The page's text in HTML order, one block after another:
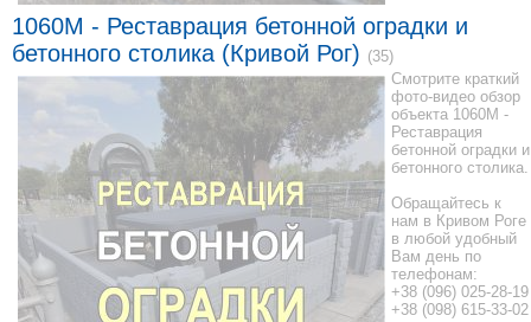
1060M - Реставрация бетонной оградки и
бетонного столика (Кривой Рог) (35)
Смотрите краткий
фото-видео обзор
объекта 1060M -
Реставрация
бетонной оградки и
бетонного столика.
Обращайтесь к
нам в Кривом Роге
в любой удобный
Вам день по
телефонам:
+38 (096) 025-28-19
+38 (098) 615-33-02